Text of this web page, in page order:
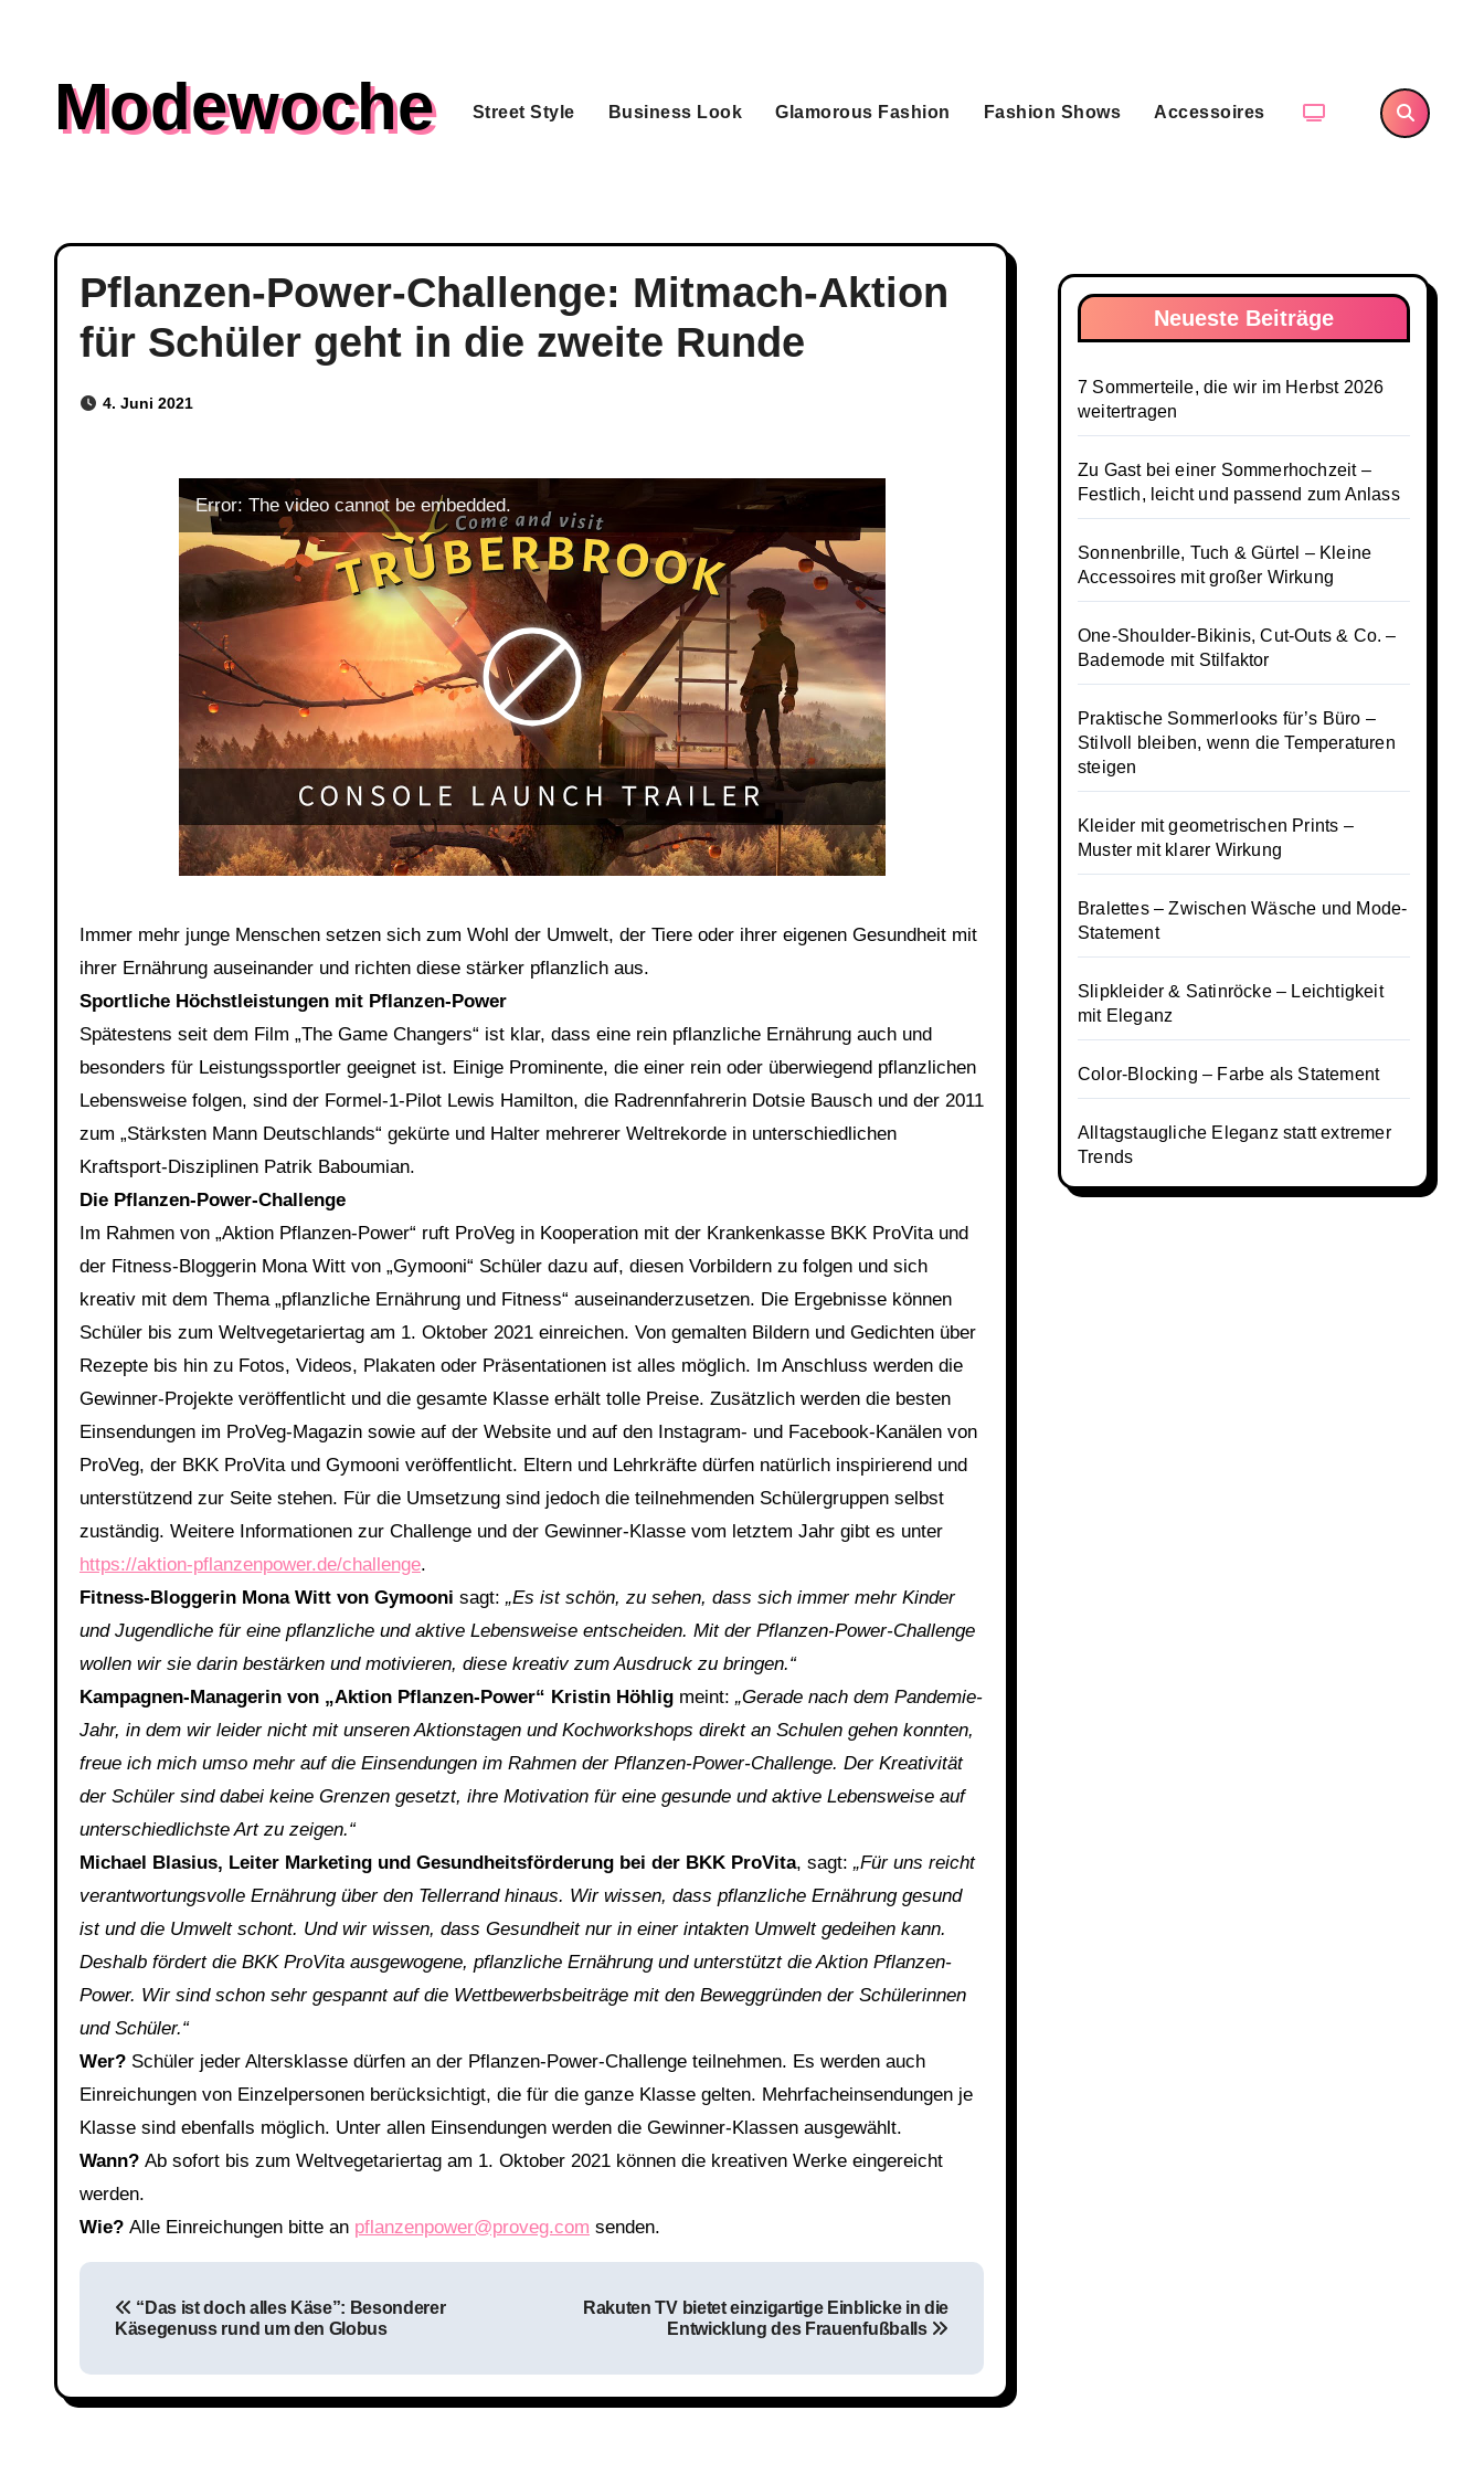
Modewoche Street Style Business Look Glamorous Fashion Fashion Shows Accessoires
Pflanzen-Power-Challenge: Mitmach-Aktion
für Schüler geht in die zweite Runde
4. Juni 2021
Error: The video cannot be embedded.
Immer mehr junge Menschen setzen sich zum Wohl der Umwelt, der Tiere oder ihrer eigenen Gesundheit mit
ihrer Ernährung auseinander und richten diese stärker pflanzlich aus.
Sportliche Höchstleistungen mit Pflanzen-Power
Spätestens seit dem Film „The Game Changers“ ist klar, dass eine rein pflanzliche Ernährung auch und
besonders für Leistungssportler geeignet ist. Einige Prominente, die einer rein oder überwiegend pflanzlichen
Lebensweise folgen, sind der Formel-1-Pilot Lewis Hamilton, die Radrennfahrerin Dotsie Bausch und der 2011
zum „Stärksten Mann Deutschlands“ gekürte und Halter mehrerer Weltrekorde in unterschiedlichen
Kraftsport-Disziplinen Patrik Baboumian.
Die Pflanzen-Power-Challenge
Im Rahmen von „Aktion Pflanzen-Power“ ruft ProVeg in Kooperation mit der Krankenkasse BKK ProVita und
der Fitness-Bloggerin Mona Witt von „Gymooni“ Schüler dazu auf, diesen Vorbildern zu folgen und sich
kreativ mit dem Thema „pflanzliche Ernährung und Fitness“ auseinanderzusetzen. Die Ergebnisse können
Schüler bis zum Weltvegetariertag am 1. Oktober 2021 einreichen. Von gemalten Bildern und Gedichten über
Rezepte bis hin zu Fotos, Videos, Plakaten oder Präsentationen ist alles möglich. Im Anschluss werden die
Gewinner-Projekte veröffentlicht und die gesamte Klasse erhält tolle Preise. Zusätzlich werden die besten
Einsendungen im ProVeg-Magazin sowie auf der Website und auf den Instagram- und Facebook-Kanälen von
ProVeg, der BKK ProVita und Gymooni veröffentlicht. Eltern und Lehrkräfte dürfen natürlich inspirierend und
unterstützend zur Seite stehen. Für die Umsetzung sind jedoch die teilnehmenden Schülergruppen selbst
zuständig. Weitere Informationen zur Challenge und der Gewinner-Klasse vom letztem Jahr gibt es unter
https://aktion-pflanzenpower.de/challenge.
Fitness-Bloggerin Mona Witt von Gymooni sagt: „Es ist schön, zu sehen, dass sich immer mehr Kinder
und Jugendliche für eine pflanzliche und aktive Lebensweise entscheiden. Mit der Pflanzen-Power-Challenge
wollen wir sie darin bestärken und motivieren, diese kreativ zum Ausdruck zu bringen.“
Kampagnen-Managerin von „Aktion Pflanzen-Power“ Kristin Höhlig meint: „Gerade nach dem Pandemie-
Jahr, in dem wir leider nicht mit unseren Aktionstagen und Kochworkshops direkt an Schulen gehen konnten,
freue ich mich umso mehr auf die Einsendungen im Rahmen der Pflanzen-Power-Challenge. Der Kreativität
der Schüler sind dabei keine Grenzen gesetzt, ihre Motivation für eine gesunde und aktive Lebensweise auf
unterschiedlichste Art zu zeigen.“
Michael Blasius, Leiter Marketing und Gesundheitsförderung bei der BKK ProVita, sagt: „Für uns reicht
verantwortungsvolle Ernährung über den Tellerrand hinaus. Wir wissen, dass pflanzliche Ernährung gesund
ist und die Umwelt schont. Und wir wissen, dass Gesundheit nur in einer intakten Umwelt gedeihen kann.
Deshalb fördert die BKK ProVita ausgewogene, pflanzliche Ernährung und unterstützt die Aktion Pflanzen-
Power. Wir sind schon sehr gespannt auf die Wettbewerbsbeiträge mit den Beweggründen der Schülerinnen
und Schüler.“
Wer? Schüler jeder Altersklasse dürfen an der Pflanzen-Power-Challenge teilnehmen. Es werden auch
Einreichungen von Einzelpersonen berücksichtigt, die für die ganze Klasse gelten. Mehrfacheinsendungen je
Klasse sind ebenfalls möglich. Unter allen Einsendungen werden die Gewinner-Klassen ausgewählt.
Wann? Ab sofort bis zum Weltvegetariertag am 1. Oktober 2021 können die kreativen Werke eingereicht
werden.
Wie? Alle Einreichungen bitte an pflanzenpower@proveg.com senden.
“Das ist doch alles Käse”: Besonderer
Käsegenuss rund um den Globus
Rakuten TV bietet einzigartige Einblicke in die
Entwicklung des Frauenfußballs
Neueste Beiträge
7 Sommerteile, die wir im Herbst 2026
weitertragen
Zu Gast bei einer Sommerhochzeit –
Festlich, leicht und passend zum Anlass
Sonnenbrille, Tuch & Gürtel – Kleine
Accessoires mit großer Wirkung
One-Shoulder-Bikinis, Cut-Outs & Co. –
Bademode mit Stilfaktor
Praktische Sommerlooks für’s Büro –
Stilvoll bleiben, wenn die Temperaturen
steigen
Kleider mit geometrischen Prints –
Muster mit klarer Wirkung
Bralettes – Zwischen Wäsche und Mode-
Statement
Slipkleider & Satinröcke – Leichtigkeit
mit Eleganz
Color-Blocking – Farbe als Statement
Alltagstaugliche Eleganz statt extremer
Trends